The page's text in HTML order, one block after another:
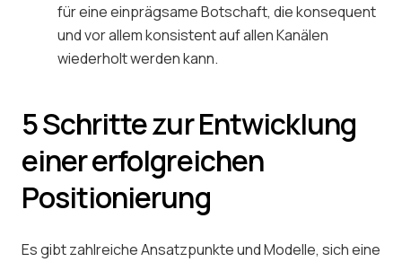
für eine einprägsame Botschaft, die konsequent
und vor allem konsistent auf allen Kanälen
wiederholt werden kann.
5 Schritte zur Entwicklung
einer erfolgreichen
Positionierung
Es gibt zahlreiche Ansatzpunkte und Modelle, sich eine